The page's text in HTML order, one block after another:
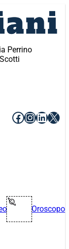
Perrino
Facebook
X
Oroscopo